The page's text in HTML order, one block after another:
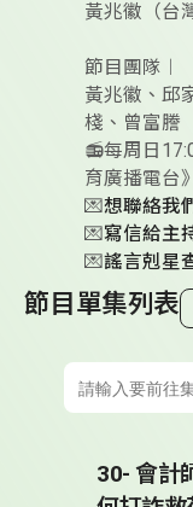
黃兆徽（台
節目團隊︱
黃兆徽、邱
棧、曾富謄
📻每周日
育廣播電台》
💌想聯絡我
💌寫信給主
💌謠言剋星
節目單集列表
30- 會計